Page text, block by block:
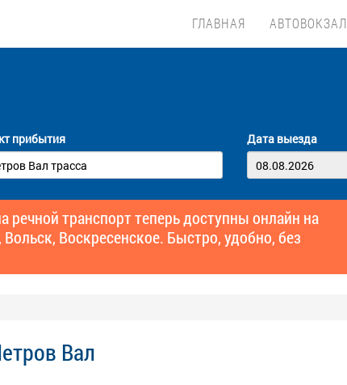
ГЛАВНАЯ АВТОВОКЗАЛ
прибытия Дата выезда
транспорт теперь доступны онлайн на
Воскресенское. Быстро, удобно, без
Вал